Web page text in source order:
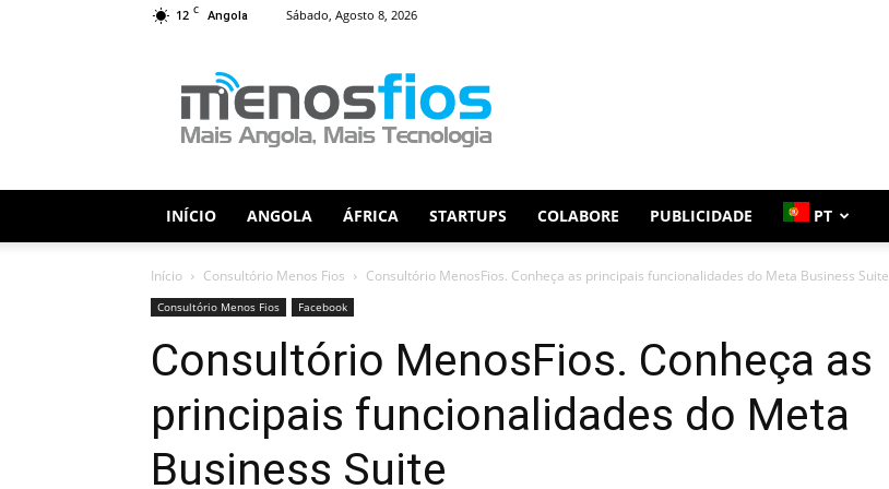
12 C Angola Sábado, Agosto 8, 2026
Fios
INÍCIO ANGOLA ÁFRICA STARTUPS COLABORE PUBLICIDADE PT
Início Consultório Menos Fios Consultório MenosFios. Conheça as principais funcionalidades do Meta Business Suite
Consultório Menos Fios Facebook
Consultório MenosFios. Conheça as
principais funcionalidades do Meta
Business Suite